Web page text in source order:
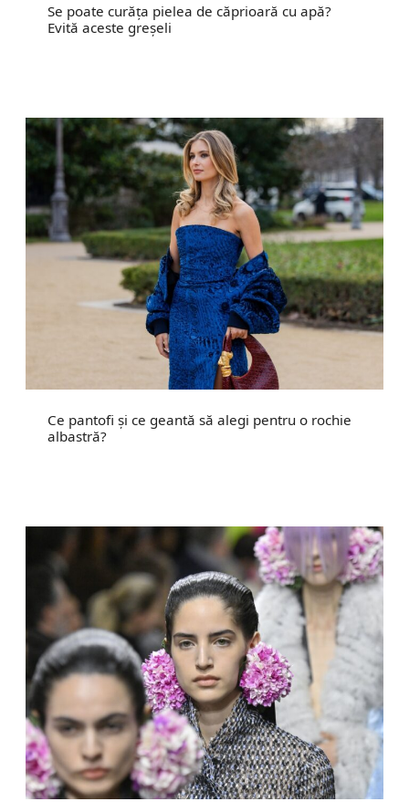
Se poate curăța pielea de căprioară cu apă?
Evită aceste greșeli
Ce pantofi și ce geantă să alegi pentru o rochie
albastră?